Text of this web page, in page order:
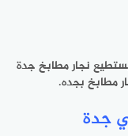
نجار مطابخ جدة
مطابخ بجده.
جدة